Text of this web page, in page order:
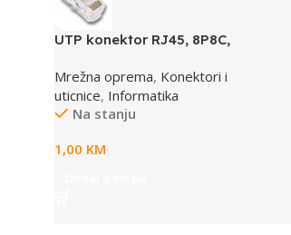
UTP konektor RJ45, 8P8C,
Mrežna oprema, Konektori i
uticnice, Informatika
Na stanju
1,00 KM